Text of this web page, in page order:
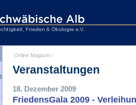
Online Magazin /
Veranstaltungen
18. Dezember 2009
FriedensGala 2009 -